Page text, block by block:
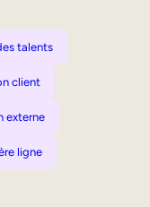
talents
client
externe
ligne